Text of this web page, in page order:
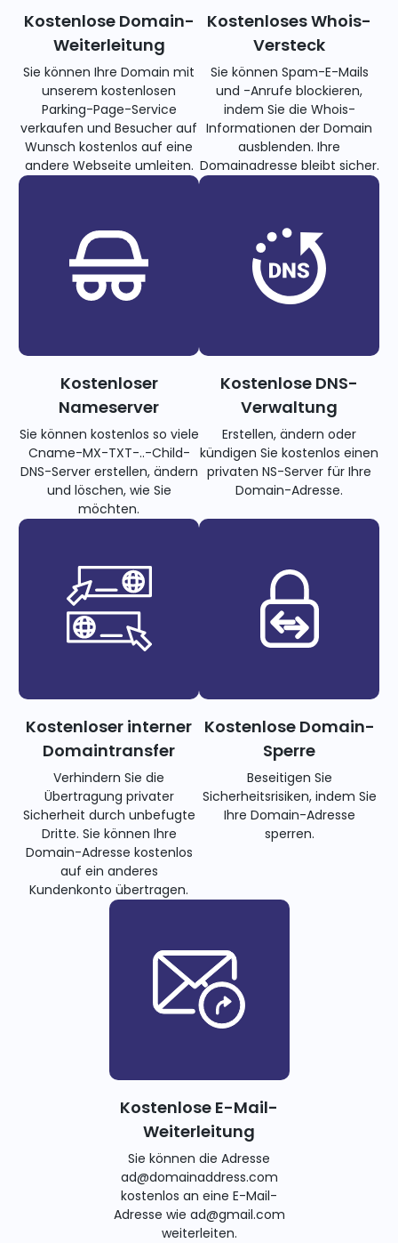
Kostenlose Domain-
Weiterleitung
Sie können Ihre Domain mit
unserem kostenlosen
Parking-Page-Service
verkaufen und Besucher auf
Wunsch kostenlos auf eine
andere Webseite umleiten.
Kostenloses Whois-
Versteck
Sie können Spam-E-Mails
und -Anrufe blockieren,
indem Sie die Whois-
Informationen der Domain
ausblenden. Ihre
Domainadresse bleibt sicher.
Kostenloser
Nameserver
Sie können kostenlos so viele
Cname-MX-TXT-..-Child-
DNS-Server erstellen, ändern
und löschen, wie Sie
möchten.
Kostenlose DNS-
Verwaltung
Erstellen, ändern oder
kündigen Sie kostenlos einen
privaten NS-Server für Ihre
Domain-Adresse.
Kostenloser interner
Domaintransfer
Verhindern Sie die
Übertragung privater
Sicherheit durch unbefugte
Dritte. Sie können Ihre
Domain-Adresse kostenlos
auf ein anderes
Kundenkonto übertragen.
Kostenlose Domain-
Sperre
Beseitigen Sie
Sicherheitsrisiken, indem Sie
Ihre Domain-Adresse
sperren.
Kostenlose E-Mail-
Weiterleitung
Sie können die Adresse
ad@domainaddress.com
kostenlos an eine E-Mail-
Adresse wie ad@gmail.com
weiterleiten.